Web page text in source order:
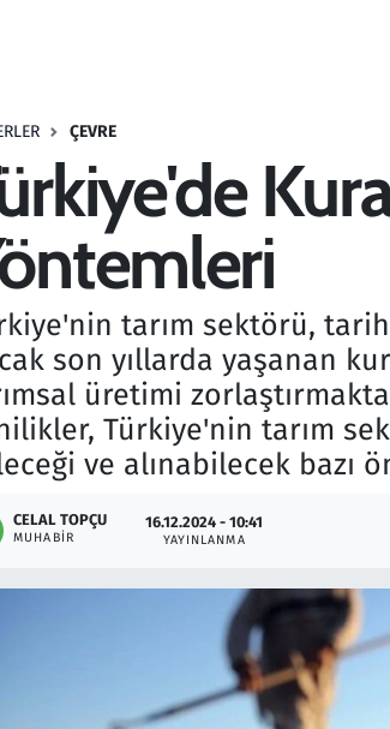
ÇEVRE
tarım sektörü,
son yıllarda yaşanan
üretimi
Türkiye'nin tarım
ve alınabilecek bazı
CELAL TOPÇU
MUHABIR
16.12.2024 - 10:41
YAYINLANMA
Bilim